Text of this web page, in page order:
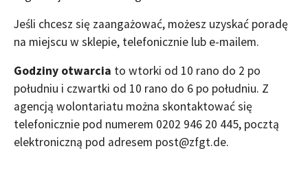
Jeśli chcesz się zaangażować, możesz uzyskać poradę
na miejscu w sklepie, telefonicznie lub e-mailem.
Godziny otwarcia to wtorki od 10 rano do 2 po
południu i czwartki od 10 rano do 6 po południu. Z
agencją wolontariatu można skontaktować się
telefonicznie pod numerem 0202 946 20 445, pocztą
elektroniczną pod adresem post@zfgt.de.